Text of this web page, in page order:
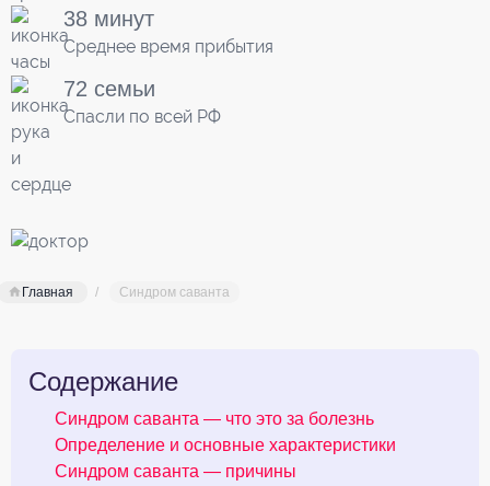
38 минут
Среднее время прибытия
72 семьи
Спасли по всей РФ
Главная Синдром саванта
Содержание
Синдром саванта — что это за болезнь
Определение и основные характеристики
Синдром саванта — причины